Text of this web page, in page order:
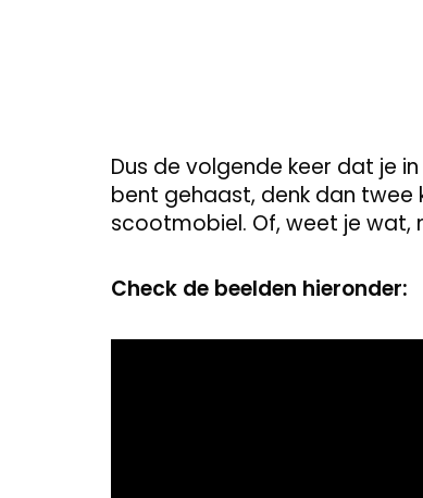
Dus de volgende keer dat je
bent gehaast, denk dan
scootmobiel. Of, weet je wat,
Check de beelden hieronder: